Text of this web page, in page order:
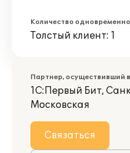
Количество
Толстый клиент: 1
Партнер, осуществивший
1С:Первый Бит,
Московская
Связаться